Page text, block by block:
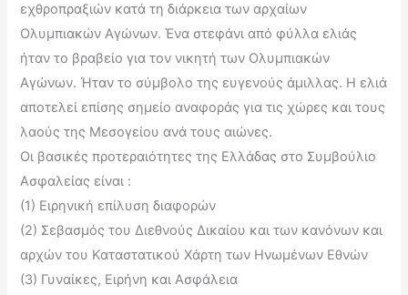
εχθροπραξιών κατά τη διάρκεια των αρχαίων
Ολυμπιακών Αγώνων. Ένα στεφάνι από φύλλα ελιάς
ήταν το βραβείο για τον νικητή των Ολυμπιακών
Αγώνων. Ήταν το σύμβολο της ευγενούς άμιλλας. Η ελιά
αποτελεί επίσης σημείο αναφοράς για τις χώρες και τους
λαούς της Μεσογείου ανά τους αιώνες.
Οι βασικές προτεραιότητες της Ελλάδας στο Συμβούλιο
Ασφαλείας είναι :
(1) Ειρηνική επίλυση διαφορών
(2) Σεβασμός του Διεθνούς Δικαίου και των κανόνων και
αρχών του Καταστατικού Χάρτη των Ηνωμένων Εθνών
(3) Γυναίκες, Ειρήνη και Ασφάλεια